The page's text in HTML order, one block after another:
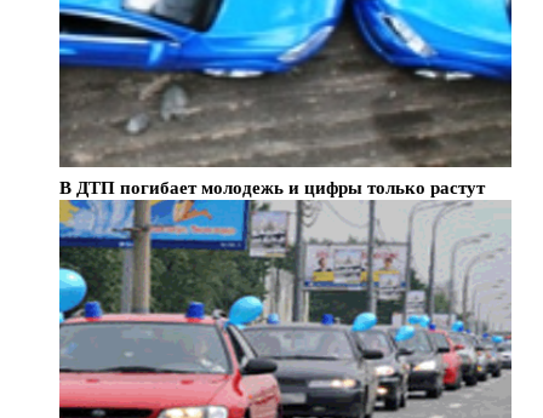
В ДТП погибает молодежь и цифры только растут